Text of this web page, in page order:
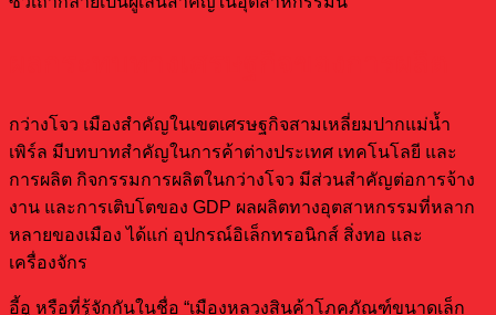
กว่างโจว เมืองสำคัญในเขตเศรษฐกิจสามเหลี่ยมปากแม่น้ำ
เพิร์ล มีบทบาทสำคัญในการค้าต่างประเทศ เทคโนโลยี และ
การผลิต กิจกรรมการผลิตในกว่างโจว มีส่วนสำคัญต่อการจ้าง
งาน และการเติบโตของ GDP ผลผลิตทางอุตสาหกรรมที่หลาก
หลายของเมือง ได้แก่ อุปกรณ์อิเล็กทรอนิกส์ สิ่งทอ และ
เครื่องจักร
อี้อู หรือที่รู้จักกันในชื่อ “เมืองหลวงสินค้าโภคภัณฑ์ขนาดเล็ก